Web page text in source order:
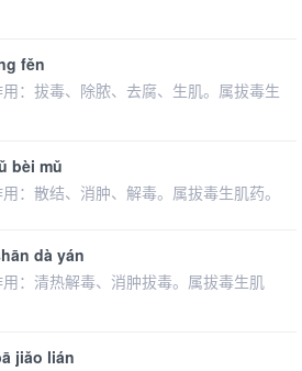
fěn
：拔毒、除脓、去腐、生肌。属拔毒生
bèi mǔ
：散结、消肿、解毒。属拔毒生肌药。
dà yán
：清热解毒、消肿拔毒。属拔毒生肌
jiǎo lián